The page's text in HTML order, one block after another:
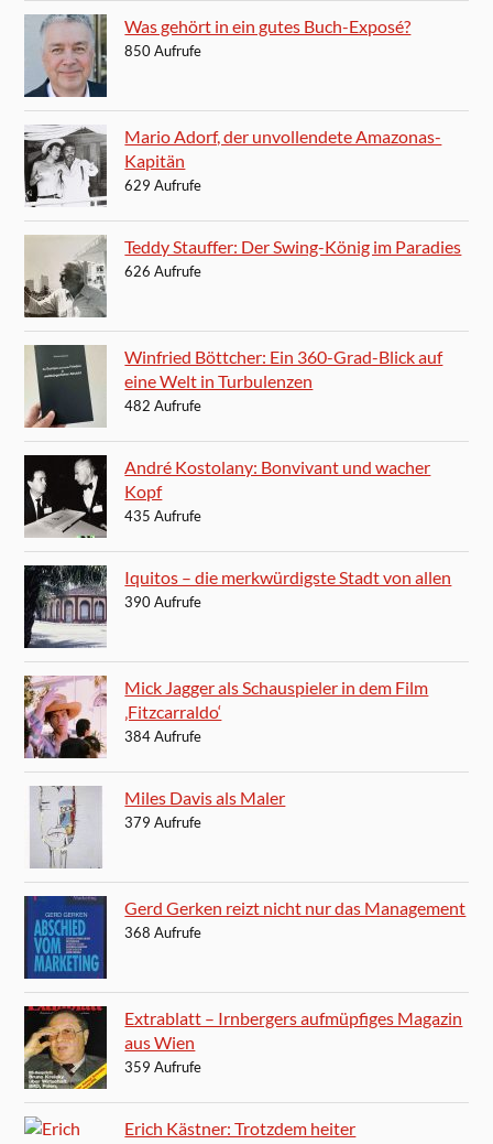
Was gehört in ein gutes Buch-Exposé?
850 Aufrufe
Mario Adorf, der unvollendete Amazonas-
Kapitän
629 Aufrufe
Teddy Stauffer: Der Swing-König im Paradies
626 Aufrufe
Winfried Böttcher: Ein 360-Grad-Blick auf
eine Welt in Turbulenzen
482 Aufrufe
André Kostolany: Bonvivant und wacher
Kopf
435 Aufrufe
Iquitos – die merkwürdigste Stadt von allen
390 Aufrufe
Mick Jagger als Schauspieler in dem Film
‚Fitzcarraldo‘
384 Aufrufe
Miles Davis als Maler
379 Aufrufe
Gerd Gerken reizt nicht nur das Management
368 Aufrufe
Extrablatt – Irnbergers aufmüpfiges Magazin
aus Wien
359 Aufrufe
Erich Kästner: Trotzdem heiter